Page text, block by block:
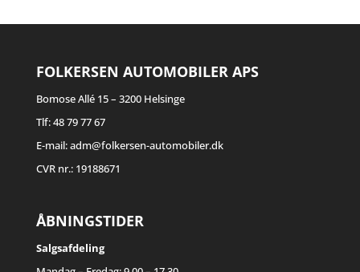
FOLKERSEN AUTOMOBILER APS
Bomose Allé 15 – 3200 Helsinge
Tlf: 48 79 77 67
E-mail: adm@folkersen-automobiler.dk
CVR nr.: 19188671
ÅBNINGSTIDER
Salgsafdeling